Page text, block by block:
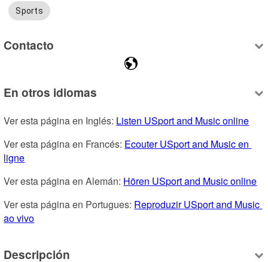
Sports
Contacto
En otros idiomas
Ver esta página en Inglés: Listen USport and Music online
Ver esta página en Francés: Ecouter USport and Music en
ligne
Ver esta página en Alemán: Hören USport and Music online
Ver esta página en Portugues: Reproduzir USport and Music
ao vivo
Descripción